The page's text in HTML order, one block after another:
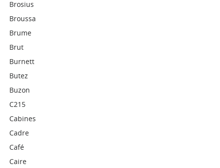
Brosius
Broussa
Brume
Brut
Burnett
Butez
Buzon
C215
Cabines
Cadre
Café
Caire